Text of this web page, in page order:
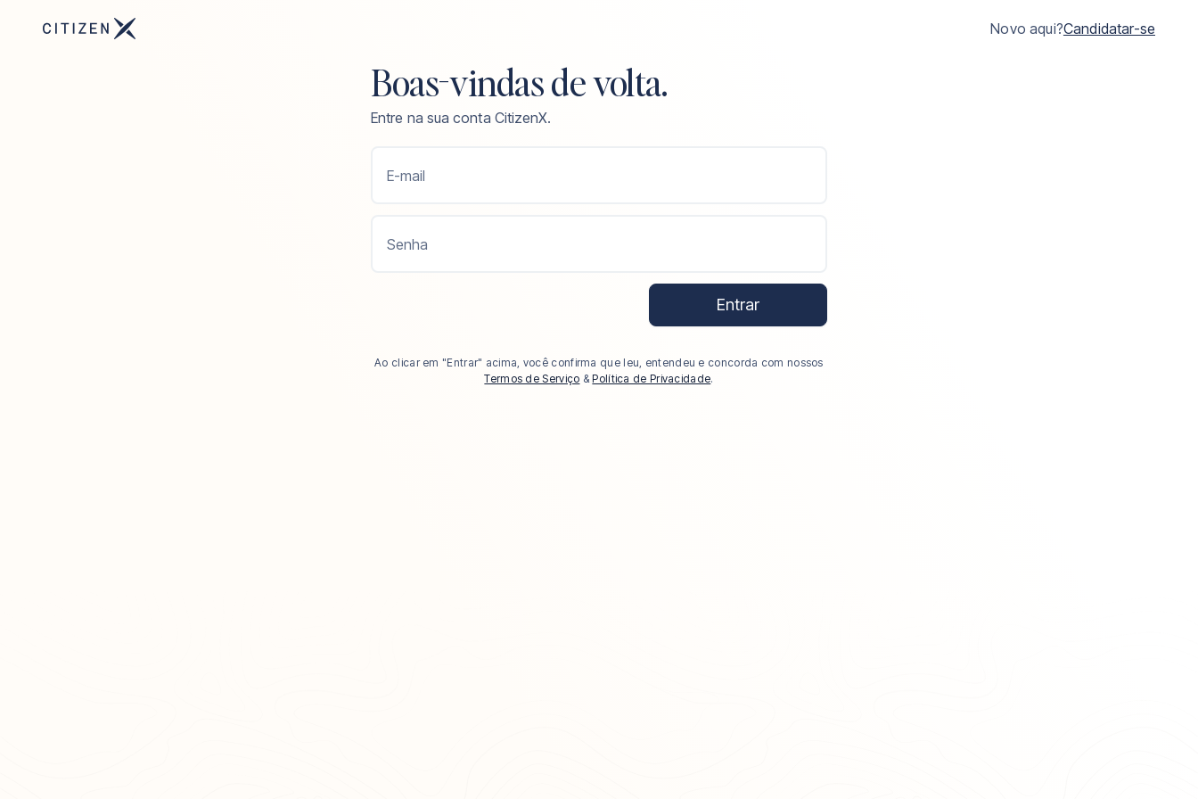
Novo aqui?Candidatar-se
Boas-vindas de volta.
Entre na sua conta CitizenX.
E-mail
Senha
Entrar
Ao clicar em "Entrar" acima, você confirma que leu, entendeu e concorda com nossos
Termos de Serviço & Política de Privacidade.